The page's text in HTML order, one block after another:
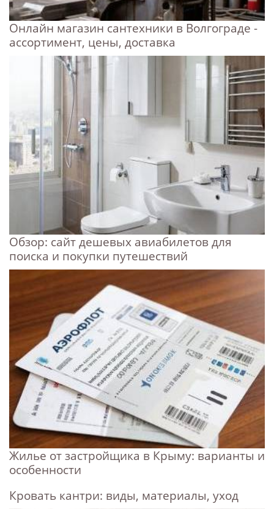
Онлайн магазин сантехники в Волгограде -
ассортимент, цены, доставка
Обзор: сайт дешевых авиабилетов для
поиска и покупки путешествий
Жилье от застройщика в Крыму: варианты и
особенности
Кровать кантри: виды, материалы, уход